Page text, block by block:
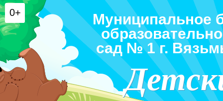
Муниципальное
сад № 1 г.
0+